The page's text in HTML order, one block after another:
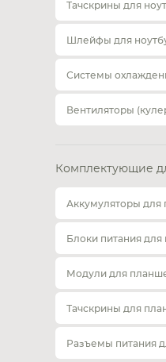
Тачскрины для
Шлейфы для
Системы
Вентиляторы
Комплектующие
Аккумуляторы для
Блоки питания
Модули для
Тачскрины для
Разъемы питания